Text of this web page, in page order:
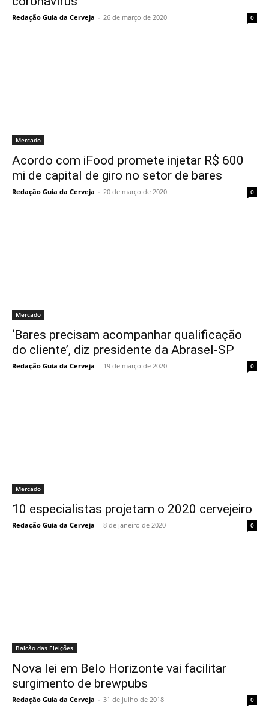
Redação Guia da Cerveja - 26 de março de 2020 0
Mercado
Acordo com iFood promete injetar R$ 600
mi de capital de giro no setor de bares
Redação Guia da Cerveja - 20 de março de 2020 0
Mercado
‘Bares precisam acompanhar qualificação
do cliente’, diz presidente da Abrasel-SP
Redação Guia da Cerveja - 19 de março de 2020 0
Mercado
10 especialistas projetam o 2020 cervejeiro
Redação Guia da Cerveja - 8 de janeiro de 2020 0
Balcão das Eleições
Nova lei em Belo Horizonte vai facilitar
surgimento de brewpubs
Redação Guia da Cerveja - 31 de julho de 2018 0